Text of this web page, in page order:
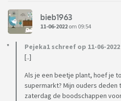
bieb1963
11-06-2022 om 09:54
Pejeka1 schreef op 11-06-2022
[..]
Als je een beetje plant, hoef je
supermarkt? Mijn ouders deden
zaterdag de boodschappen